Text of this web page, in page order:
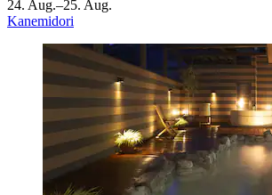
24. Aug.–25. Aug.
Kanemidori